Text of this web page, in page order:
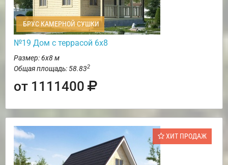
БРУС КАМЕРНОЙ СУШКИ
№19 Дом с террасой 6х8
Размер: 6х8 м
Общая площадь: 58.832
от 1111400
ХИТ ПРОДАЖ